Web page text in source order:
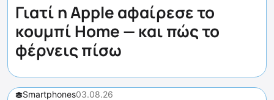
Γιατί η Apple αφαίρεσε το
κουμπί Home — και πώς το
φέρνεις πίσω
Smartphones03.08.26